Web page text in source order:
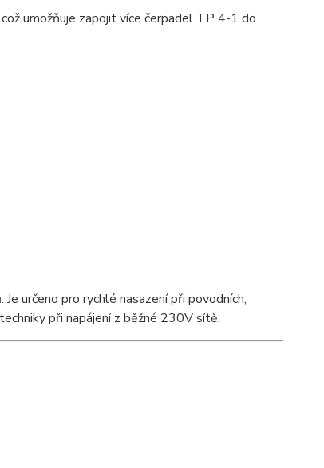
umožňuje zapojit více čerpadel TP 4-1 do
určeno pro rychlé nasazení při povodních,
při napájení z běžné 230V sítě.